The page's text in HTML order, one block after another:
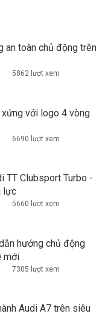
an toàn chủ động trên
5862 lượt xem
với logo 4 vòng
6690 lượt xem
TT Clubsport Turbo -
lực
5660 lượt xem
hướng chủ động
mới
7305 lượt xem
Audi A7 trên siêu